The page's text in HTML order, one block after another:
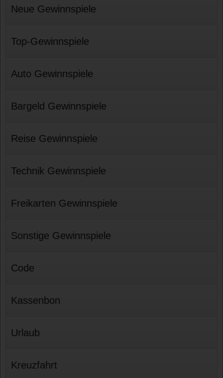
Neue Gewinnspiele
Top-Gewinnspiele
Auto Gewinnspiele
Bargeld Gewinnspiele
Reise Gewinnspiele
Technik Gewinnspiele
Freikarten Gewinnspiele
Sonstige Gewinnspiele
Code
Kassenbon
Urlaub
Kreuzfahrt